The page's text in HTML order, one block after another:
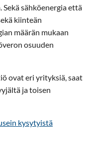
sähköenergia että
kiinteän
määrän mukaan
osuuden
ovat eri yrityksiä, saat
ja toisen
kysytyistä